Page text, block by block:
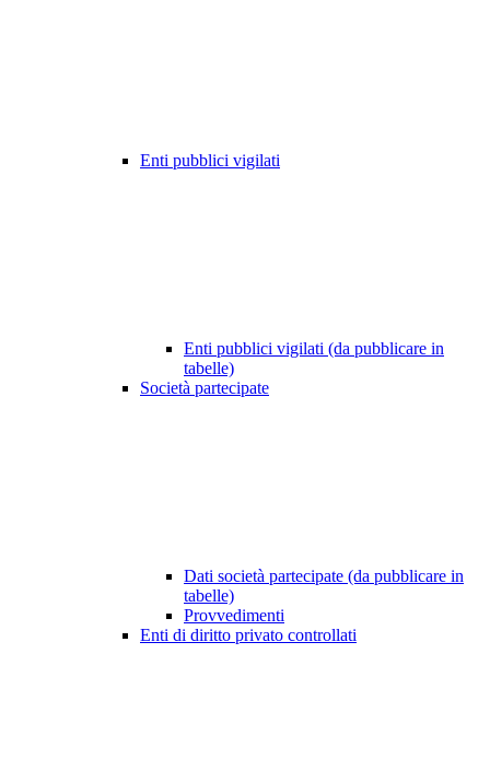
Enti pubblici vigilati
Enti pubblici vigilati (da pubblicare in
tabelle)
Società partecipate
Dati società partecipate (da pubblicare in
tabelle)
Provvedimenti
Enti di diritto privato controllati